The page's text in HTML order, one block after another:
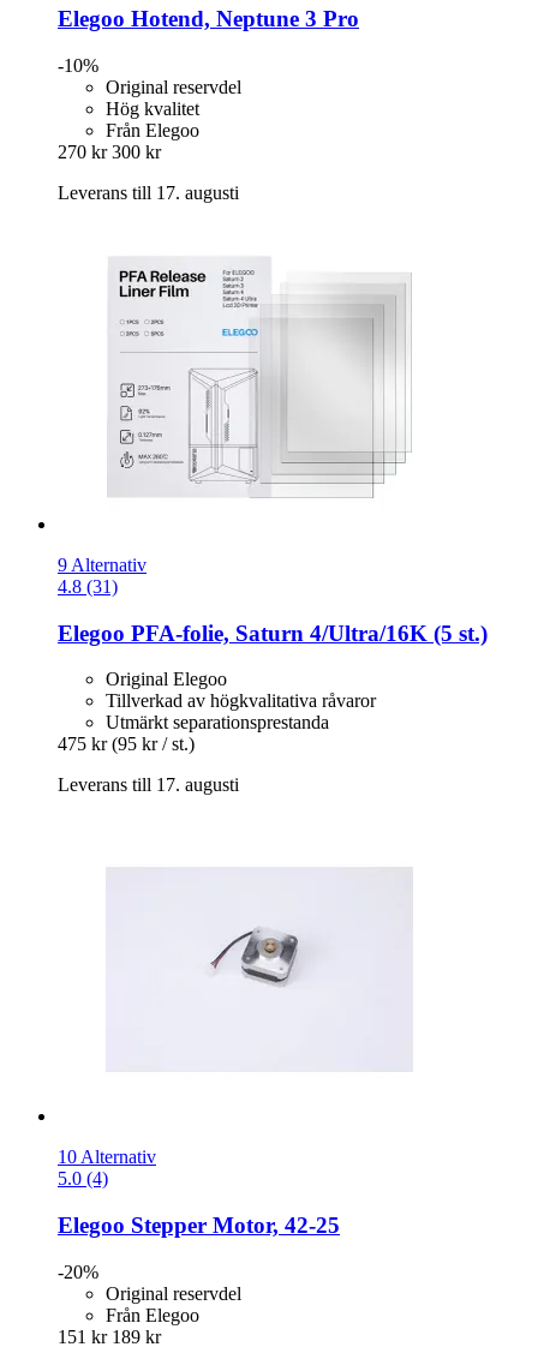
Elegoo Hotend, Neptune 3 Pro
-10%
Original reservdel
Hög kvalitet
Från Elegoo
270 kr 300 kr
Leverans till 17. augusti
9 Alternativ
4.8 (31)
Elegoo PFA-​folie, Saturn 4/Ultra/16K (5 st.)
Original Elegoo
Tillverkad av högkvalitativa råvaror
Utmärkt separationsprestanda
475 kr (95 kr / st.)
Leverans till 17. augusti
10 Alternativ
5.0 (4)
Elegoo Stepper Motor, 42-​25
-20%
Original reservdel
Från Elegoo
151 kr 189 kr